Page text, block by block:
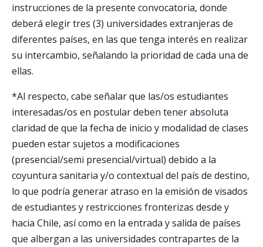
instrucciones de la presente convocatoria, donde
deberá elegir tres (3) universidades extranjeras de
diferentes países, en las que tenga interés en realizar
su intercambio, señalando la prioridad de cada una de
ellas.
*Al respecto, cabe señalar que las/os estudiantes
interesadas/os en postular deben tener absoluta
claridad de que la fecha de inicio y modalidad de clases
pueden estar sujetos a modificaciones
(presencial/semi presencial/virtual) debido a la
coyuntura sanitaria y/o contextual del país de destino,
lo que podría generar atraso en la emisión de visados
de estudiantes y restricciones fronterizas desde y
hacia Chile, así como en la entrada y salida de países
que albergan a las universidades contrapartes de la